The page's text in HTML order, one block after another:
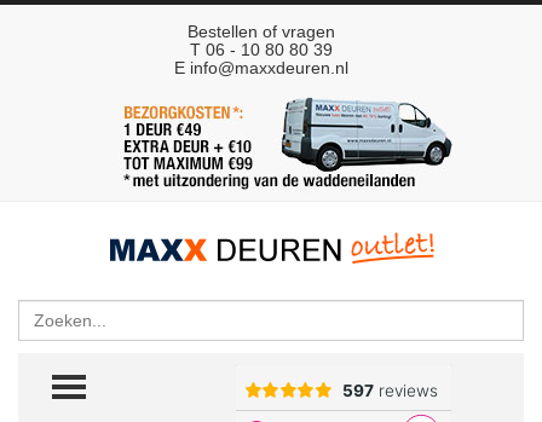
Bestellen of vragen
T 06 - 10 80 80 39
E info@maxxdeuren.nl
Zoeken
TOGGLE MENU